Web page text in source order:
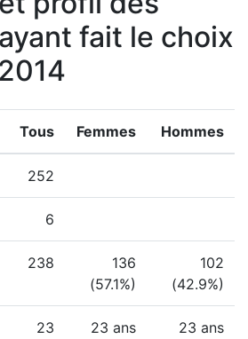
fait le choix
Tous Femmes Hommes
252
6
238
136
(57.1%)
102
(42.9%)
23
23 ans 23 ans